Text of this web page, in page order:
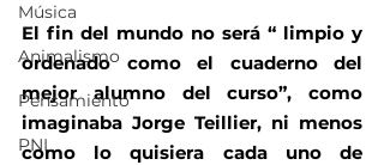
Música
Animalismo
Pensamiento
PNL
El fin del mundo no será “ limpio y
ordenado como el cuaderno del
mejor alumno del curso”, como
imaginaba Jorge Teillier, ni menos
como lo quisiera cada uno de